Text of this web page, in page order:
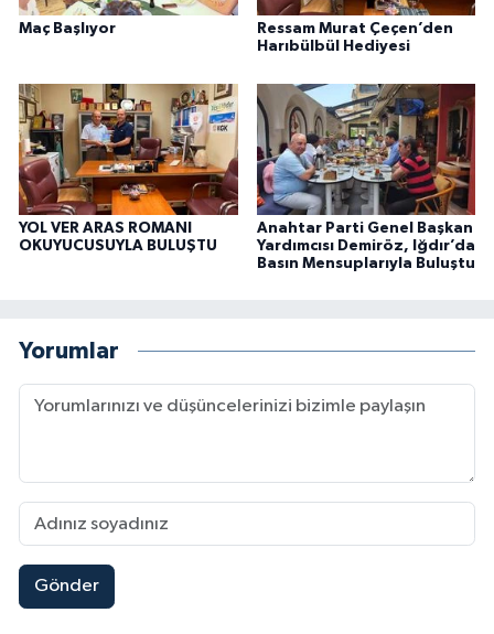
Maç Başlıyor
Ressam Murat Çeçen’den
Harıbülbül Hediyesi
YOL VER ARAS ROMANI
OKUYUCUSUYLA BULUŞTU
Anahtar Parti Genel Başkan
Yardımcısı Demiröz, Iğdır’da
Basın Mensuplarıyla Buluştu
Yorumlar
Gönder